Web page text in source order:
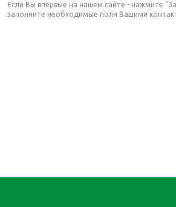
Если Вы впервые на нашем сайте - нажмите
заполните необходимые поля Вашими